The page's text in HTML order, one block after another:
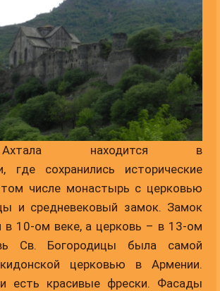
находится в
где сохранились исторические
числе монастырь с церковью
и средневековый замок. Замок
в 10-ом веке, а церковь – в 13-ом
Св. Богородицы была самой
церковью в Армении.
есть красивые фрески. Фасады